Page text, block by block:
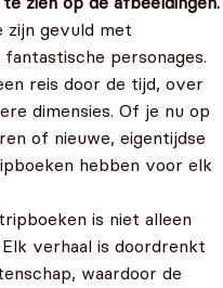
zijn gevuld met
personages.
reis door de tijd, over
dimensies. Of je nu op
of nieuwe, eigentijdse
hebben voor elk
is niet alleen
verhaal is doordrenkt
waardoor de